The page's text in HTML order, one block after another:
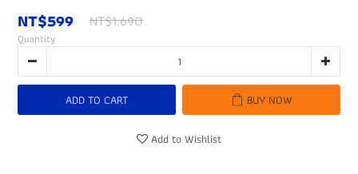
NT$599 NT$1,690
Quantity
ADD TO CART BUY NOW
Add to Wishlist